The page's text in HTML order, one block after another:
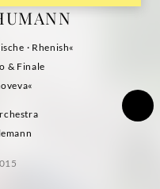
· Rhenish«
& Finale